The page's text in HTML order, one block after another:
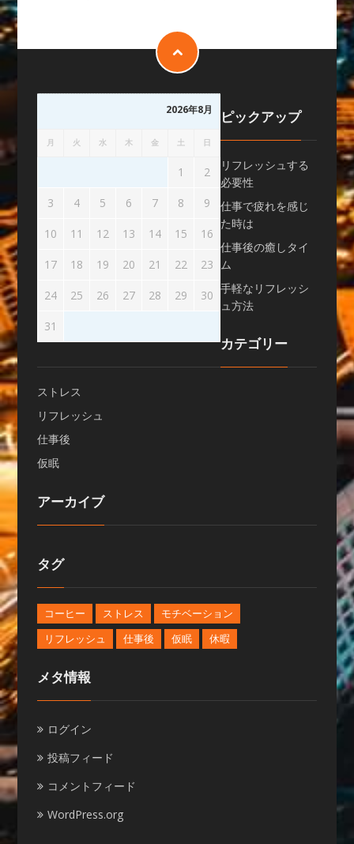
2026年8月
月 火 水 木 金 土 日
1 2
3 4 5 6 7 8 9
10 11 12 13 14 15 16
17 18 19 20 21 22 23
24 25 26 27 28 29 30
31
ピックアップ
リフレッシュする
必要性
仕事で疲れを感じ
た時は
仕事後の癒しタイ
ム
手軽なリフレッシ
ュ方法
カテゴリー
ストレス
リフレッシュ
仕事後
仮眠
アーカイブ
タグ
コーヒー ストレス
モチベーション
リフレッシュ
仕事後 仮眠 休暇
メタ情報
ログイン
投稿フィード
コメントフィード
WordPress.org